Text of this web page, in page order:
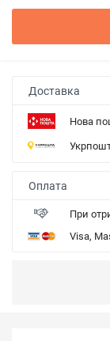
Доставка
Нова
Оплата
При
Visa,